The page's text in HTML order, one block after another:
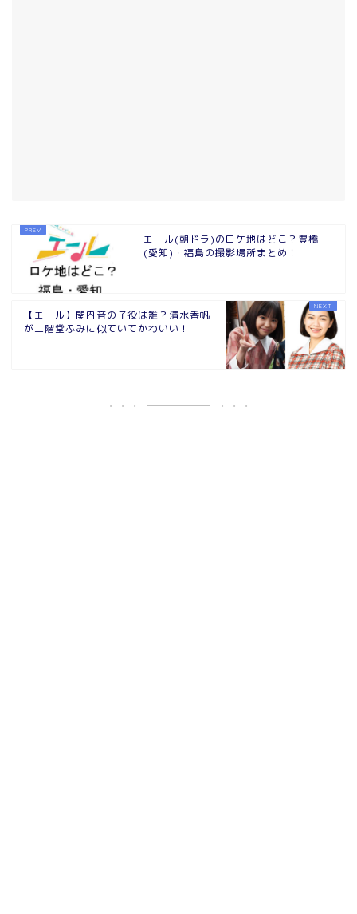
エール(朝ドラ)のロケ地はどこ？豊橋
(愛知)・福島の撮影場所まとめ！
【エール】関内音の子役は誰？清水香帆
が二階堂ふみに似ていてかわいい！